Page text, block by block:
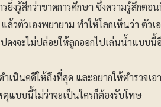
ยิ่งรู้สึกว่าขาดการศึกษา ซึ่งความรู้สึกตอ
ล้วตัวเองพยายาม ทำให้โลกเห็นว่า ตัวเ
คงจะไม่ปล่อยให้ลูกออกไปเล่นน้ำแบบนี้
ำเนินคดีให้ถึงที่สุด และอยากให้ตำรวจเ
ตุแบบนี้ไม่ว่าจะเป็นใครก็ต้องรับโทษ